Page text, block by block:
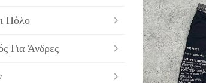
Πόλο
Για Άνδρες
πατσάκια,